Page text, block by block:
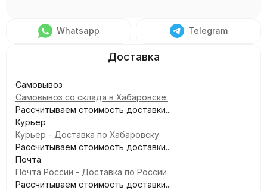
Whatsapp Telegram
Самовывоз
Самовывоз со склада в Хабаровске.
Рассчитываем стоимость доставки...
Курьер
Курьер - Доставка по Хабаровску
Рассчитываем стоимость доставки...
Почта
Почта России - Доставка по России
Рассчитываем стоимость доставки...